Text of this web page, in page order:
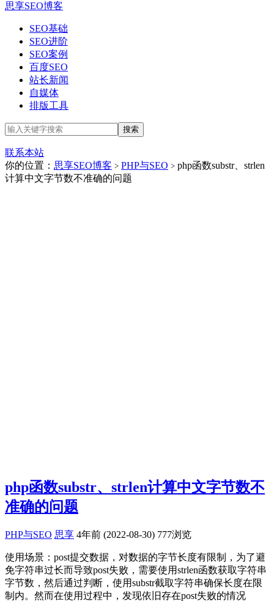
思享SEO博客
SEO基础
SEO进阶
SEO案例
百度SEO
站长新闻
自媒体
排版工具
联系本站
你的位置： 思享SEO博客 > PHP与SEO > php函数substr、strlen
计算中文字节数不准确的问题
php函数substr、strlen计算中文字节数不
准确的问题
PHP与SEO 思享 4年前 (2022-08-30) 777浏览
使用场景：post提交数据，对数据的字节长度有限制，为了避
免字符串过长而导致post失败，需要使用strlen函数获取字符串
字节数，然后通过判断，使用substr截取字符串确保长度在限
制内。然而在使用过程中，发现依旧存在post失败的情况